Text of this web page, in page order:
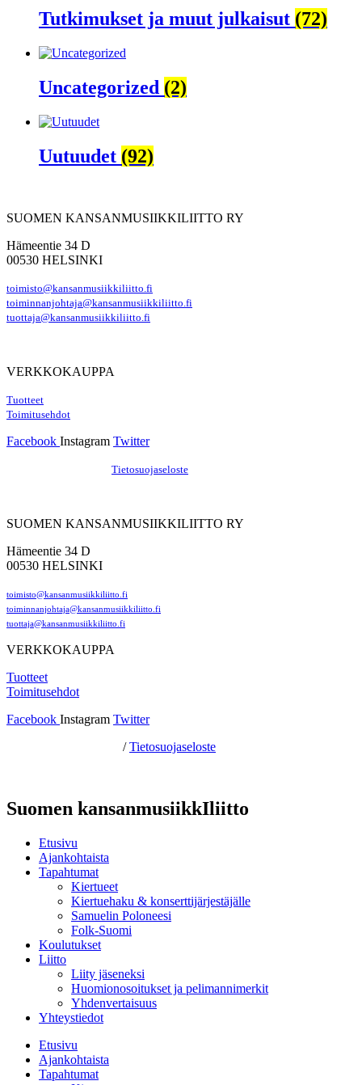
Tutkimukset ja muut julkaisut (72)
Uncategorized (2)
Uutuudet (92)
SUOMEN KANSANMUSIIKKILIITTO RY
Hämeentie 34 D
00530 HELSINKI
toimisto@kansanmusiikkiliitto.fi
toiminnanjohtaja@kansanmusiikkiliitto.fi
tuottaja@kansanmusiikkiliitto.fi
VERKKOKAUPPA
Tuotteet
Toimitusehdot
Facebook Instagram Twitter
Tietosuojaseloste
SUOMEN KANSANMUSIIKKILIITTO RY
Hämeentie 34 D
00530 HELSINKI
toimisto@kansanmusiikkiliitto.fi
toiminnanjohtaja@kansanmusiikkiliitto.fi
tuottaja@kansanmusiikkiliitto.fi
VERKKOKAUPPA
Tuotteet
Toimitusehdot
Facebook Instagram Twitter
/Tietosuojaseloste
Suomen kansanmusiikkIliitto
Etusivu
Ajankohtaista
Tapahtumat
Kiertueet
Kiertuehaku & konserttijärjestäjälle
Samuelin Poloneesi
Folk-Suomi
Koulutukset
Liitto
Liity jäseneksi
Huomionosoitukset ja pelimannimerkit
Yhdenvertaisuus
Yhteystiedot
Etusivu
Ajankohtaista
Tapahtumat